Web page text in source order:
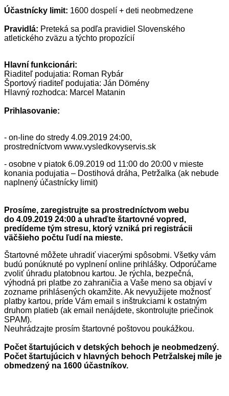
Účastnícky limit: 1600 dospelí + deti neobmedzene
Pravidlá: Preteká sa podľa pravidiel Slovenského
atletického zväzu a týchto propozícií
Hlavní funkcionári:
Riaditeľ podujatia: Roman Rybár
Športový riaditeľ podujatia: Ján Dömény
Hlavný rozhodca: Marcel Matanin
Prihlasovanie:
- on-line do stredy 4.09.2019 24:00,
prostredníctvom www.vysledkovyservis.sk
- osobne v piatok 6.09.2019 od 11:00 do 20:00 v mieste
konania podujatia – Dostihová dráha, Petržalka (ak nebude
naplnený účastnícky limit)
Prosíme, zaregistrujte sa prostredníctvom webu
do 4.09.2019 24:00 a uhraďte štartovné vopred,
predídeme tým stresu, ktorý vzniká pri registrácii
väčšieho počtu ľudí na mieste.
Štartovné môžete uhradiť viacerými spôsobmi. Všetky vám
budú ponúknuté po vyplnení online prihlášky. Odporúčame
zvoliť úhradu platobnou kartou. Je rýchla, bezpečná,
výhodná pri platbe zo zahraničia a Vaše meno sa objaví v
zozname prihlásených okamžite. Ak nevyužijete možnosť
platby kartou, príde Vám email s inštrukciami k ostatným
druhom platieb (ak email nenájdete, skontrolujte priečinok
SPAM).
Neuhrádzajte prosím štartovné poštovou poukážkou.
Počet štartujúcich v detských behoch je neobmedzený.
Počet štartujúcich v hlavných behoch Petržalskej míle je
obmedzený na 1600 účastníkov.